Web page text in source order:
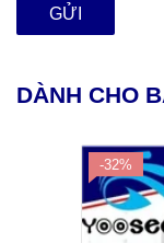
GỬI
DÀNH CHO
-32%